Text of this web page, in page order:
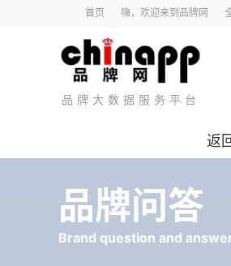
首页 嗨，欢迎来到品牌网
品牌大数据服务平台
返
品牌问答
Brand question and